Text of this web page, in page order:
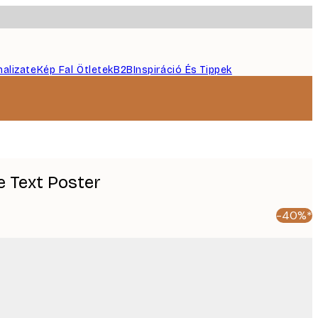
Kép Fal ÖtletekB2BInspiráció És Tippek
Text Poster
-40%*